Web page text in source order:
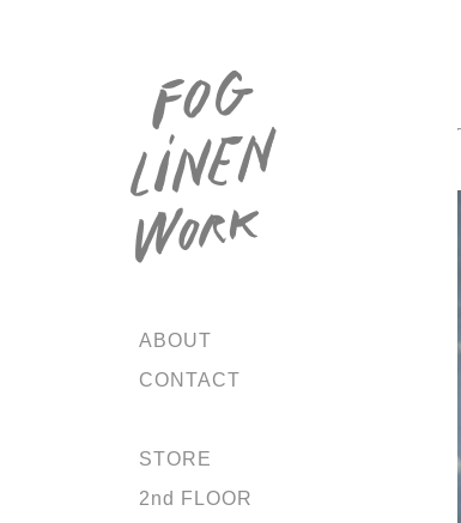
ABOUT
CONTACT
STORE
2nd FLOOR